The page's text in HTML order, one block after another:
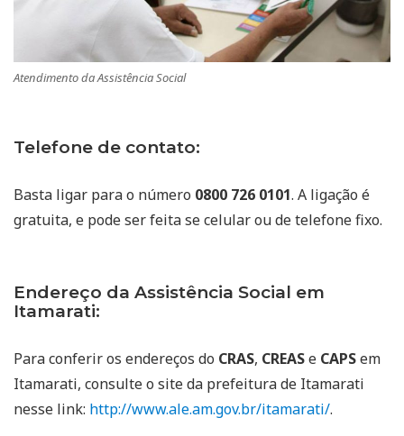
Atendimento da Assistência Social
Telefone de contato:
Basta ligar para o número 0800 726 0101. A ligação é
gratuita, e pode ser feita se celular ou de telefone fixo.
Endereço da Assistência Social em
Itamarati:
Para conferir os endereços do CRAS, CREASe CAPSem
Itamarati, consulte o site da prefeitura de Itamarati
nesse link: http://www.ale.am.gov.br/itamarati/.